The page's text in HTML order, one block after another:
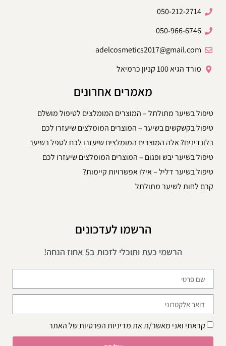
050-212-2714
050-966-6746
adelcosmetics2017@gmail.com
מורד הגיא 100 קניון כרמיאל
מאמרים אחרונים
טיפול בשיער מתולתל – המוצרים המומלצים לטיפול מושלם
טיפול בקשקשים בשיער – המוצרים המומלצים שיעזרו לכם
בלונדינים? אלה המוצרים המומלצים שיעזרו לכם לטפל בשיער
טיפול בשיער יבש ופגום – המוצרים המומלצים שיעזרו לכם
טיפול בשיער דליל – אילו אפשרויות קיימות?
קרם לחות לשיער מתולתל
הרשמו לעדכונים
הרשמי כעת ותוכלי לזכות ב5 אחוז הנחה!
קראתי ואני מאשר/ת אתמדיניות הפרטיותשל האתר